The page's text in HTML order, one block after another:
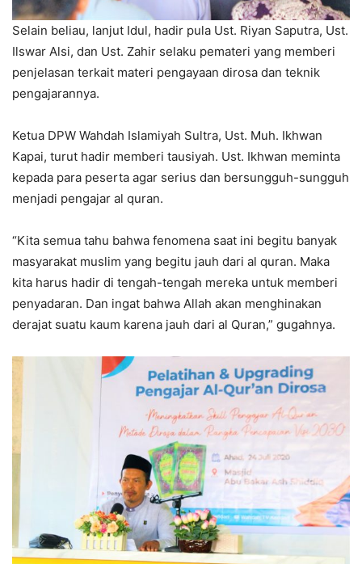
Selain beliau, lanjut Idul, hadir pula Ust. Riyan Saputra, Ust.
Ilswar Alsi, dan Ust. Zahir selaku pemateri yang memberi
penjelasan terkait materi pengayaan dirosa dan teknik
pengajarannya.
Ketua DPW Wahdah Islamiyah Sultra, Ust. Muh. Ikhwan
Kapai, turut hadir memberi tausiyah. Ust. Ikhwan meminta
kepada para peserta agar serius dan bersungguh-sungguh
menjadi pengajar al quran.
“Kita semua tahu bahwa fenomena saat ini begitu banyak
masyarakat muslim yang begitu jauh dari al quran. Maka
kita harus hadir di tengah-tengah mereka untuk memberi
penyadaran. Dan ingat bahwa Allah akan menghinakan
derajat suatu kaum karena jauh dari al Quran,” gugahnya.